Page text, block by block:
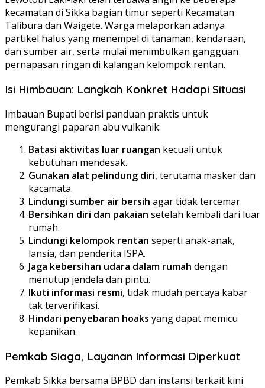
kecamatan di Sikka bagian timur seperti Kecamatan
Talibura dan Waigete. Warga melaporkan adanya
partikel halus yang menempel di tanaman, kendaraan,
dan sumber air, serta mulai menimbulkan gangguan
pernapasan ringan di kalangan kelompok rentan.
Isi Himbauan: Langkah Konkret Hadapi Situasi
Imbauan Bupati berisi panduan praktis untuk
mengurangi paparan abu vulkanik:
Batasi aktivitas luar ruangan kecuali untuk
kebutuhan mendesak.
Gunakan alat pelindung diri, terutama masker dan
kacamata.
Lindungi sumber air bersih agar tidak tercemar.
Bersihkan diri dan pakaian setelah kembali dari luar
rumah.
Lindungi kelompok rentan seperti anak-anak,
lansia, dan penderita ISPA.
Jaga kebersihan udara dalam rumah dengan
menutup jendela dan pintu.
Ikuti informasi resmi, tidak mudah percaya kabar
tak terverifikasi.
Hindari penyebaran hoaks yang dapat memicu
kepanikan.
Pemkab Siaga, Layanan Informasi Diperkuat
Pemkab Sikka bersama BPBD dan instansi terkait kini